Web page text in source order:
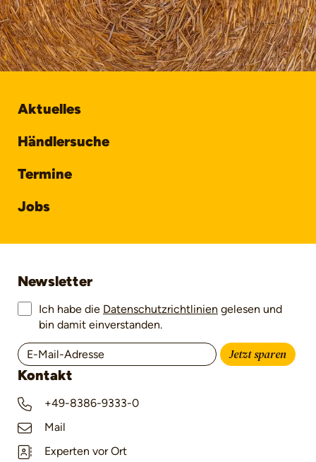
Aktuelles
Händlersuche
Termine
Jobs
Newsletter
Ich habe die Datenschutzrichtlinien gelesen und
bin damit einverstanden.
Jetzt sparen
Kontakt
+49-8386-9333-0
Mail
Experten vor Ort